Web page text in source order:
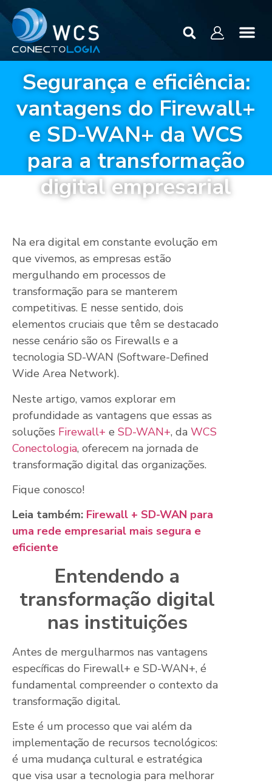
Segurança e eficiência:
vantagens do Firewall+
e SD-WAN+ da WCS
para a transformação
digital empresarial
Na era digital em constante evolução em
que vivemos, as empresas estão
mergulhando em processos de
transformação para se manterem
competitivas. E nesse sentido, dois
elementos cruciais que têm se destacado
nesse cenário são os Firewalls e a
tecnologia SD-WAN (Software-Defined
Wide Area Network).
Neste artigo, vamos explorar em
profundidade as vantagens que essas as
soluções Firewall+ e SD-WAN+, da WCS
Conectologia, oferecem na jornada de
transformação digital das organizações.
Fique conosco!
Leia também: Firewall + SD-WAN para
uma rede empresarial mais segura e
eficiente
Entendendo a
transformação digital
nas instituições
Antes de mergulharmos nas vantagens
específicas do Firewall+ e SD-WAN+, é
fundamental compreender o contexto da
transformação digital.
Este é um processo que vai além da
implementação de recursos tecnológicos:
é uma mudança cultural e estratégica
que visa usar a tecnologia para melhorar